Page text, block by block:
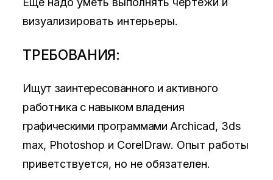
визуализировать интерьеры.
ТРЕБОВАНИЯ:
Ищут заинтересованного и активного
работника с навыком владения
графическими программамиArchicad, 3ds
max, Photoshop и CorelDraw. Опыт работы
приветствуется, но не обязателен.